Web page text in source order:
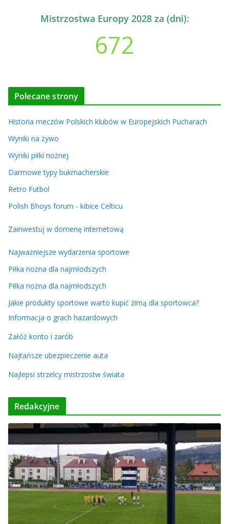
Mistrzostwa Europy 2028 za (dni):
672
Polecane strony
Historia meczów Polskich klubów w Europejskich Pucharach
Wyniki na żywo
Wyniki piłki nożnej
Darmowe typy bukmacherskie
Retro Futbol
Polish Bhoys forum - kibice Celticu
Zainwestuj w domenę internetową
Najważniejsze wydarzenia sportowe
Piłka nożna dla najmłodszych
Piłka nożna dla najmłodszych
Jakie produkty sportowe warto kupić zimą dla sportowca?
Informacja o grach hazardowych
Załóż konto i zarób
Najtańsze ubezpieczenie auta
Najlepsi strzelcy mistrzostw świata
Redakcyjne